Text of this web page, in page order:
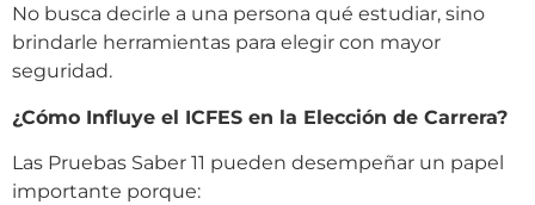
No busca decirle a una persona qué estudiar, sino
brindarle herramientas para elegir con mayor
seguridad.
¿Cómo Influye el ICFES en la Elección de Carrera?
Las Pruebas Saber 11 pueden desempeñar un papel
importante porque: